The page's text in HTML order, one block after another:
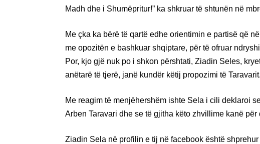
Madh dhe i Shumëpritur!” ka shkruar të shtunën në
Me çka ka bërë të qartë edhe orientimin e partisë që
me opozitën e bashkuar shqiptare, për të ofruar
Por, kjo gjë nuk po i shkon përshtati, Ziadin Seles,
anëtarë të tjerë, janë kundër këtij propozimi të Taravarit.
Me reagim të menjëhershëm ishte Sela i cili deklaroi
Arben Taravari dhe se të gjitha këto zhvillime kanë
Ziadin Sela në profilin e tij në facebook është